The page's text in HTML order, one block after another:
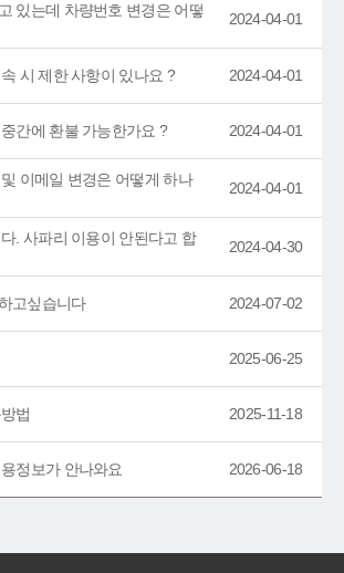
있는데 차량번호 변경은 어떻
2024-04-01
시 제한 사항이 있나요 ? 2024-04-01
간에 환불 가능한가요 ? 2024-04-01
이메일 변경은 어떻게 하나
2024-04-01
. 사파리 이용이 안된다고 합
2024-04-30
고싶습니다 2024-07-02
2025-06-25
법 2025-11-18
정보가 안나와요 2026-06-18